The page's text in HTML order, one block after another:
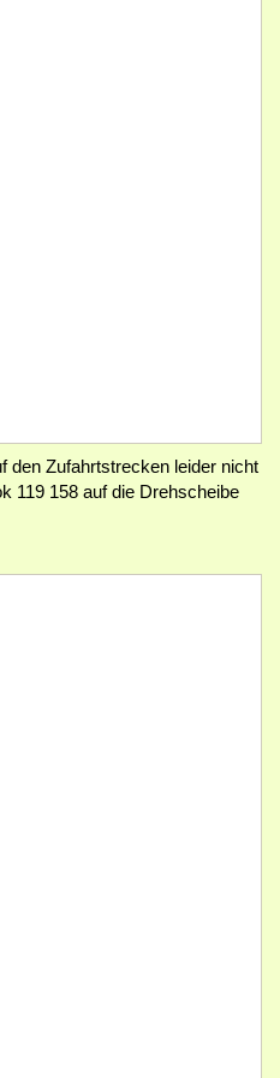
den Zufahrtstrecken leider nicht
119 158 auf die Drehscheibe